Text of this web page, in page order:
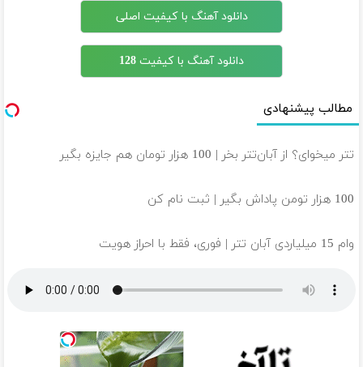
دانلود آهنگ با کیفیت اصلی
دانلود آهنگ با کیفیت 128
مطالب پیشنهادی
تتر میخوای؟ از آبان‌تتر بخر | 100 هزار تومان هم جایزه بگیر
100 هزار تومن پاداش بگیر | ثبت نام کن
وام 15 میلیاردی آبان تتر | فوری، فقط با احراز هویت